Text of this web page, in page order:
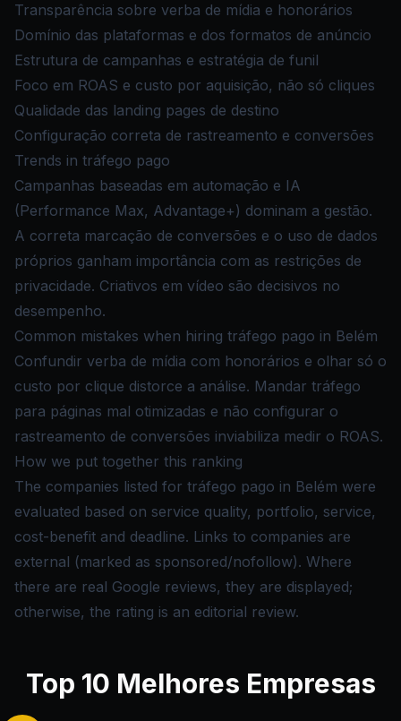
Transparência sobre verba de mídia e honorários
Domínio das plataformas e dos formatos de anúncio
Estrutura de campanhas e estratégia de funil
Foco em ROAS e custo por aquisição, não só cliques
Qualidade das landing pages de destino
Configuração correta de rastreamento e conversões
Trends in tráfego pago
Campanhas baseadas em automação e IA
(Performance Max, Advantage+) dominam a gestão.
A correta marcação de conversões e o uso de dados
próprios ganham importância com as restrições de
privacidade. Criativos em vídeo são decisivos no
desempenho.
Common mistakes when hiring tráfego pago in Belém
Confundir verba de mídia com honorários e olhar só o
custo por clique distorce a análise. Mandar tráfego
para páginas mal otimizadas e não configurar o
rastreamento de conversões inviabiliza medir o ROAS.
How we put together this ranking
The companies listed for tráfego pago in Belém were
evaluated based on service quality, portfolio, service,
cost-benefit and deadline. Links to companies are
external (marked as sponsored/nofollow). Where
there are real Google reviews, they are displayed;
otherwise, the rating is an editorial review.
Top 10 Melhores Empresas